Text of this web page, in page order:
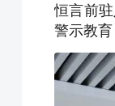
恒言前
警示教